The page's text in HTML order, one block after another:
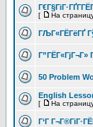
[ На
ГЉГ«ГЁГёГҐ
50 Problem
English
[ На
Г‘Г